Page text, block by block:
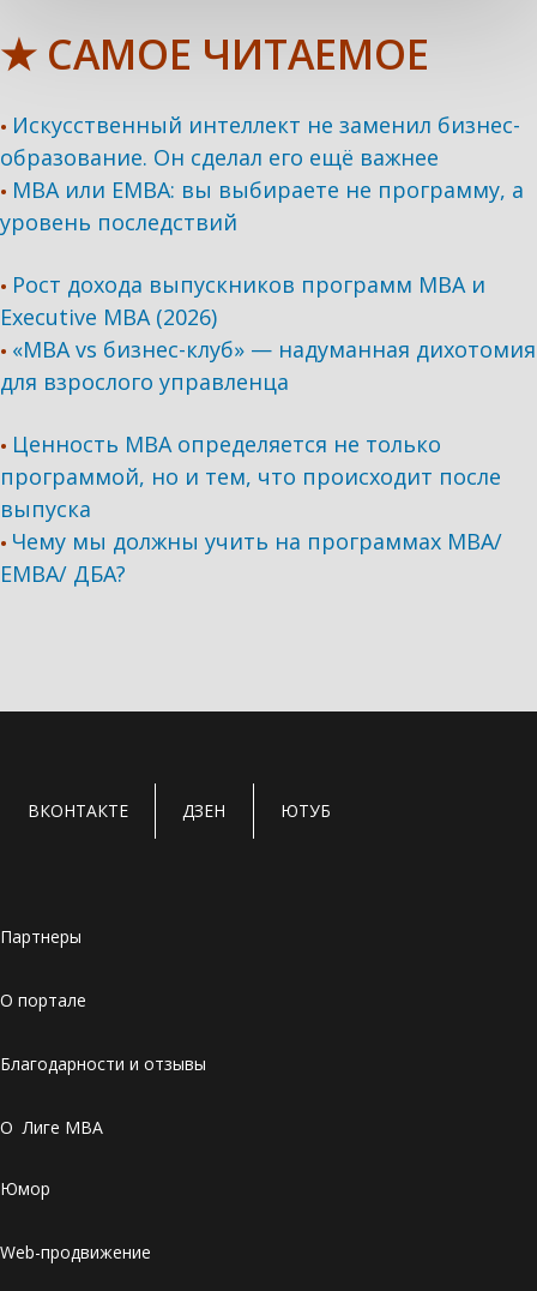
★ САМОЕ ЧИТАЕМОЕ
• Искусственный интеллект не заменил бизнес-
образование. Он сделал его ещё важнее
• MBA или EMBA: вы выбираете не программу, а
уровень последствий
• Рост дохода выпускников программ МВА и
Executive MBA (2026)
• «MBA vs бизнес-клуб» — надуманная дихотомия
для взрослого управленца
• Ценность MBA определяется не только
программой, но и тем, что происходит после
выпуска
• Чему мы должны учить на программах МВА/
ЕМВА/ ДБА?
ВКОНТАКТЕ ДЗЕН ЮТУБ
Партнеры
О портале
Благодарности и отзывы
О Лиге MBA
Юмор
Web-продвижение